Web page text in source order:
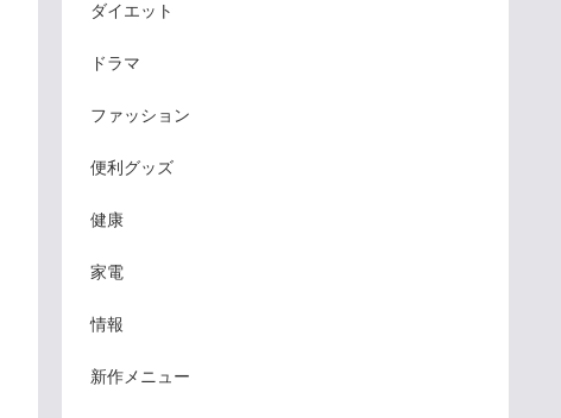
ダイエット
ドラマ
ファッション
便利グッズ
健康
家電
情報
新作メニュー